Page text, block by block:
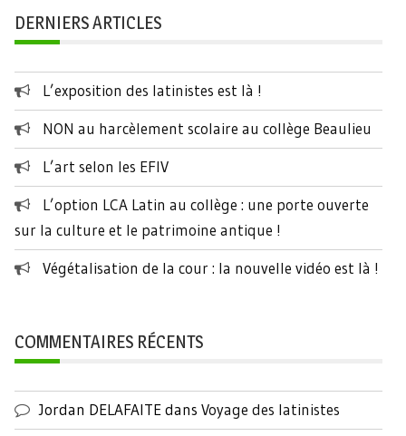
DERNIERS ARTICLES
L’exposition des latinistes est là !
NON au harcèlement scolaire au collège Beaulieu
L’art selon les EFIV
L’option LCA Latin au collège : une porte ouverte
sur la culture et le patrimoine antique !
Végétalisation de la cour : la nouvelle vidéo est là !
COMMENTAIRES RÉCENTS
Jordan DELAFAITEdans Voyage des latinistes